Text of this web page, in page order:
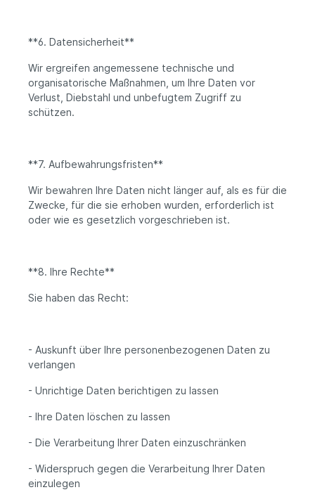
**6. Datensicherheit**
Wir ergreifen angemessene technische und
organisatorische Maßnahmen, um Ihre Daten vor
Verlust, Diebstahl und unbefugtem Zugriff zu
schützen.
**7. Aufbewahrungsfristen**
Wir bewahren Ihre Daten nicht länger auf, als es für die
Zwecke, für die sie erhoben wurden, erforderlich ist
oder wie es gesetzlich vorgeschrieben ist.
**8. Ihre Rechte**
Sie haben das Recht:
- Auskunft über Ihre personenbezogenen Daten zu
verlangen
- Unrichtige Daten berichtigen zu lassen
- Ihre Daten löschen zu lassen
- Die Verarbeitung Ihrer Daten einzuschränken
- Widerspruch gegen die Verarbeitung Ihrer Daten
einzulegen